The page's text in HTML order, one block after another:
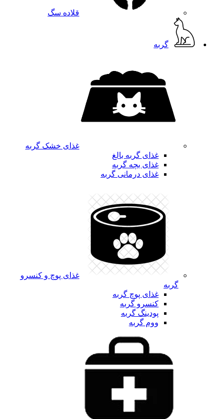
قلاده سگ
گربه
غذای خشک گربه
غذای گربه بالغ
غذای بچه گربه
غذای درمانی گربه
غذای پوچ و کنسرو
گربه
غذای پوچ گربه
کنسرو گربه
پودینگ گربه
ووم گربه